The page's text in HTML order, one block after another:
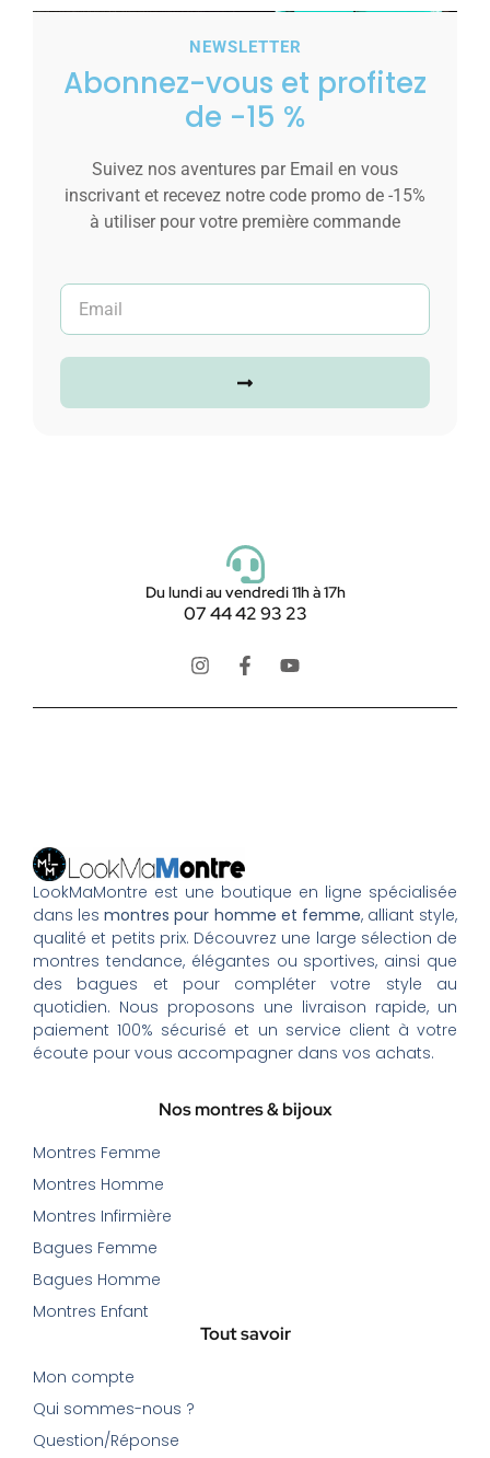
NEWSLETTER
Abonnez-vous et profitez
de -15 %
Suivez nos aventures par Email en vous
inscrivant et recevez notre code promo de -15%
à utiliser pour votre première commande
Du lundi au vendredi 11h à 17h
07 44 42 93 23
LookMaMontre est une boutique en ligne spécialisée
dans lesmontres pour homme et femme, alliant style,
qualité et petits prix. Découvrez une large sélection de
montres tendance, élégantes ou sportives, ainsi que
des bagues et pour compléter votre style au
quotidien. Nous proposons une livraison rapide, un
paiement 100% sécurisé et un service client à votre
écoute pour vous accompagner dans vos achats.
Nos montres & bijoux
Montres Femme
Montres Homme
Montres Infirmière
Bagues Femme
Bagues Homme
Montres Enfant
Tout savoir
Mon compte
Qui sommes-nous ?
Question/Réponse